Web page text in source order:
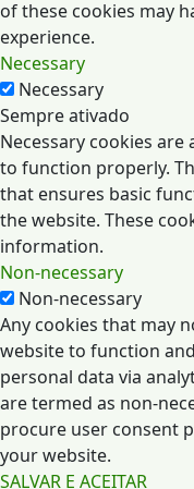
of these cookies may
experience.
Necessary
Necessary
Sempre ativado
Necessary cookies
to function properly.
that ensures basic
the website. These
information.
Non-necessary
Non-necessary
Any cookies that may
website to function
personal data via
are termed as non-
procure user consent
your website.
SALVAR E ACEITAR